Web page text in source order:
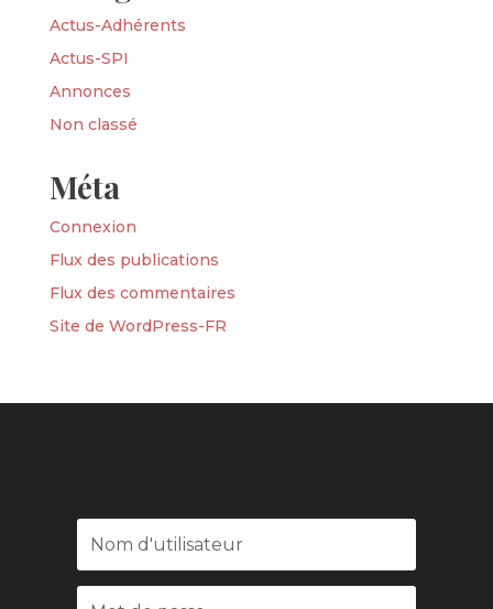
Actus-Adhérents
Actus-SPI
Annonces
Non classé
Méta
Connexion
Flux des publications
Flux des commentaires
Site de WordPress-FR